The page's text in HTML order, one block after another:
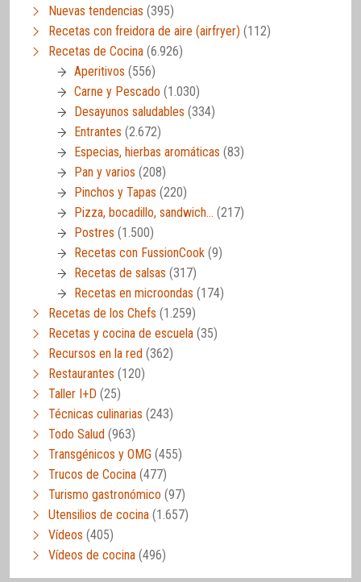
Nuevas tendencias (395)
Recetas con freidora de aire (airfryer) (112)
Recetas de Cocina (6.926)
Aperitivos (556)
Carne y Pescado (1.030)
Desayunos saludables (334)
Entrantes (2.672)
Especias, hierbas aromáticas (83)
Pan y varios (208)
Pinchos y Tapas (220)
Pizza, bocadillo, sandwich… (217)
Postres (1.500)
Recetas con FussionCook (9)
Recetas de salsas (317)
Recetas en microondas (174)
Recetas de los Chefs (1.259)
Recetas y cocina de escuela (35)
Recursos en la red (362)
Restaurantes (120)
Taller I+D (25)
Técnicas culinarias (243)
Todo Salud (963)
Transgénicos y OMG (455)
Trucos de Cocina (477)
Turismo gastronómico (97)
Utensilios de cocina (1.657)
Vídeos (405)
Vídeos de cocina (496)